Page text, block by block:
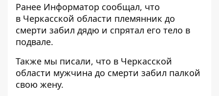
Ранее Информатор сообщал, что
в Черкасской области племянник до
смерти забил дядю и спрятал его тело в
подвале.
Также мы писали, что в Черкасской
области мужчина до смерти забил палкой
свою жену.